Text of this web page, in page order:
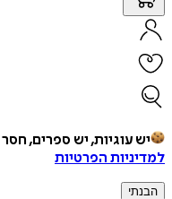
יש עוגיות, יש ספרים,
למדיניות הפרטיות
הבנתי